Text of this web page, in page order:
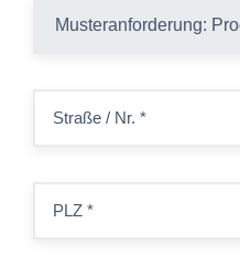
Straße / Nr. *
PLZ *